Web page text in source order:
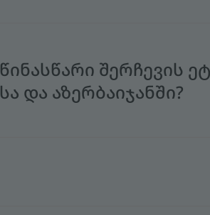
შერჩევის
და აზერბაიჯანში?